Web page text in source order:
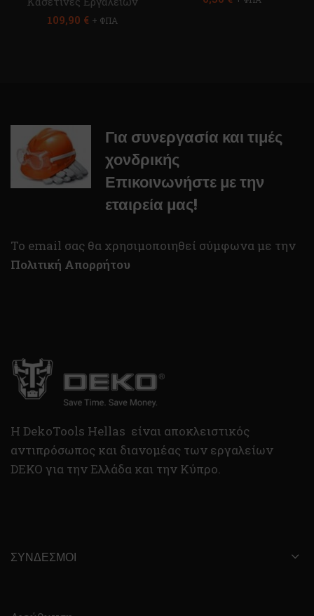
109,90 € + ΦΠΑ
Για συνεργασία και τιμές
χονδρικής
Επικοινωνήστε με την
εταιρεία μας!
To email σας θα χρησιμοποιηθεί σύμφωνα με την
Πολιτική Απορρήτου
H DekoTools Hellas είναι αποκλειστικός
αντιπρόσωπος και διανομέας των εργαλείων
DEKO για την Ελλάδα και την Κύπρο.
ΣΎΝΔΕΣΜΟΙ